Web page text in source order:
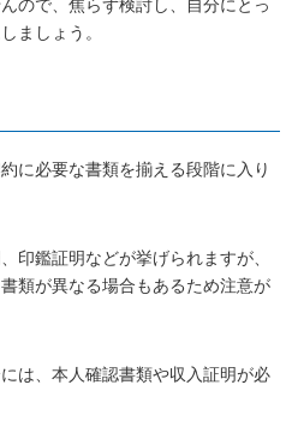
ので、焦らず検討し、自分にとっ
ましょう。
に必要な書類を揃える段階に入り
印鑑証明などが挙げられますが、
類が異なる場合もあるため注意が
は、本人確認書類や収入証明が必